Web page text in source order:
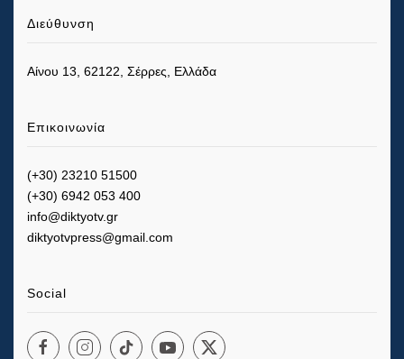
Διεύθυνση
Αίνου 13, 62122, Σέρρες, Ελλάδα
Επικοινωνία
(+30) 23210 51500
(+30) 6942 053 400
info@diktyotv.gr
diktyotvpress@gmail.com
Social